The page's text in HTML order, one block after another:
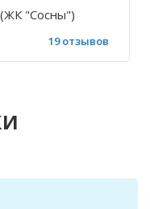
"Сосны")
19 отзывов